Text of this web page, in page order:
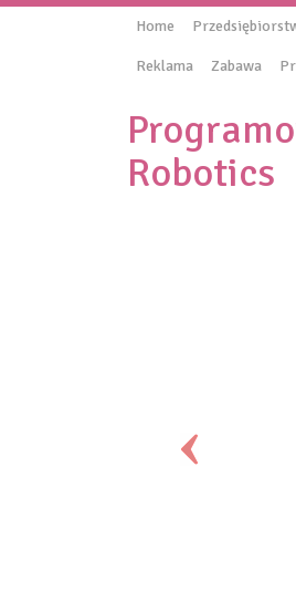
Home
Reklama Zabawa
Robotics